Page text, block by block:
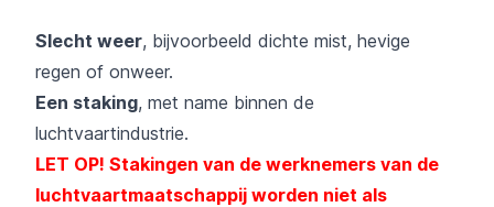
Slecht weer, bijvoorbeeld dichte mist, hevige
regen of onweer.
Een staking, met name binnen de
luchtvaartindustrie.
LET OP! Stakingen van de werknemers van de
luchtvaartmaatschappij worden niet als